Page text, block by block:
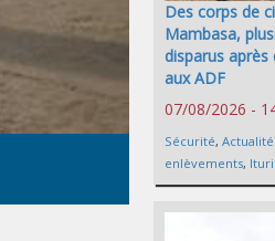
Des corps de
Mambasa,
disparus
aux ADF
07/08/2026 -
Sécurité, Actualité
enlèvements, Ituri